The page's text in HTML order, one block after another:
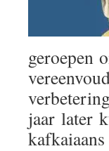
geroepen
jaar later